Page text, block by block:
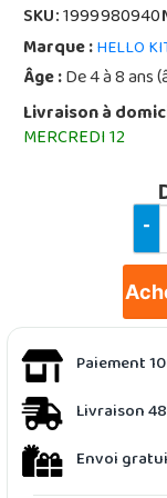
SKU:1999980940
Marque :HELLO
Âge :De 4 à 8 ans
Livraison à
MERCREDI 12
-
Paiement
Livraison
Envoi